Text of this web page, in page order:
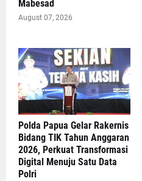
Mabesad
August 07, 2026
Polda Papua Gelar Rakernis
Bidang TIK Tahun Anggaran
2026, Perkuat Transformasi
Digital Menuju Satu Data
Polri